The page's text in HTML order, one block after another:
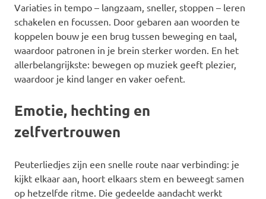
Variaties in tempo – langzaam, sneller, stoppen – leren
schakelen en focussen. Door gebaren aan woorden te
koppelen bouw je een brug tussen beweging en taal,
waardoor patronen in je brein sterker worden. En het
allerbelangrijkste: bewegen op muziek geeft plezier,
waardoor je kind langer en vaker oefent.
Emotie, hechting en
zelfvertrouwen
Peuterliedjes zijn een snelle route naar verbinding: je
kijkt elkaar aan, hoort elkaars stem en beweegt samen
op hetzelfde ritme. Die gedeelde aandacht werkt